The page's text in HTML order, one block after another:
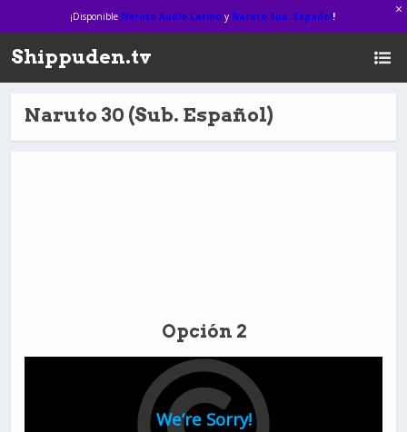
¡Disponible Naruto Audio Latinoy Naruto Sub. Español!
Shippuden.tv
Naruto 30 (Sub. Español)
Opción 2